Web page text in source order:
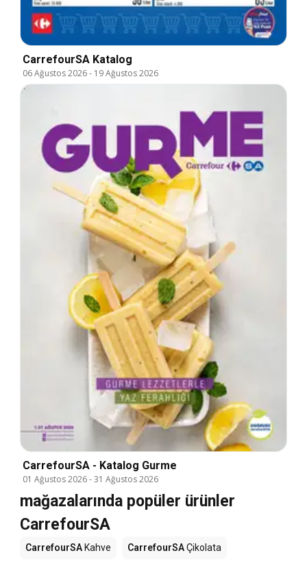
CarrefourSA Katalog
06 Ağustos 2026- 19 Ağustos 2026
CarrefourSA - Katalog Gurme
01 Ağustos 2026-31 Ağustos 2026
mağazalarında popüler ürünler
CarrefourSA
CarrefourSA Kahve CarrefourSAÇikolata